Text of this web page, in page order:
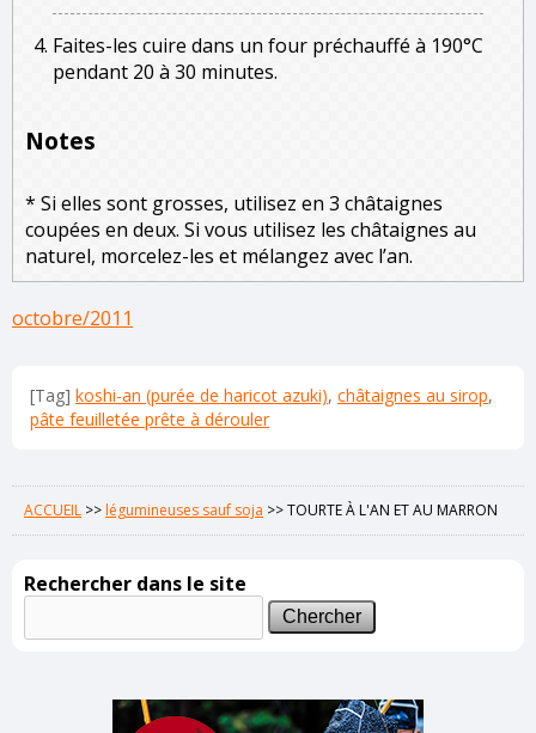
Faites-les cuire dans un four préchauffé à 190°C
pendant 20 à 30 minutes.
Notes
* Si elles sont grosses, utilisez en 3 châtaignes
coupées en deux. Si vous utilisez les châtaignes au
naturel, morcelez-les et mélangez avec l’an.
octobre/2011
[Tag] koshi-an (purée de haricot azuki), châtaignes au sirop,
pâte feuilletée prête à dérouler
ACCUEIL >>légumineuses sauf soja >>TOURTE À L'AN ET AU MARRON
Rechercher dans le site